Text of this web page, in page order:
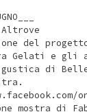
del
Gelati e gli
di
mostra di